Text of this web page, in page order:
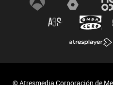
© Atresmedia Corporación de